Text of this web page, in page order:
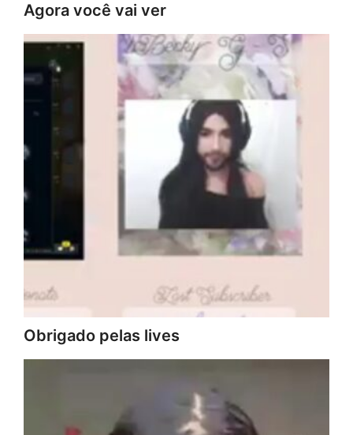
Agora você vai ver
Obrigado pelas lives